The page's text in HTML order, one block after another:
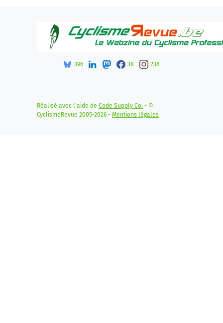
396 3K 238
Réalisé avec l'aide de Code Supply Co. - ©
CyclismeRevue 2005-2026 - Mentions légales